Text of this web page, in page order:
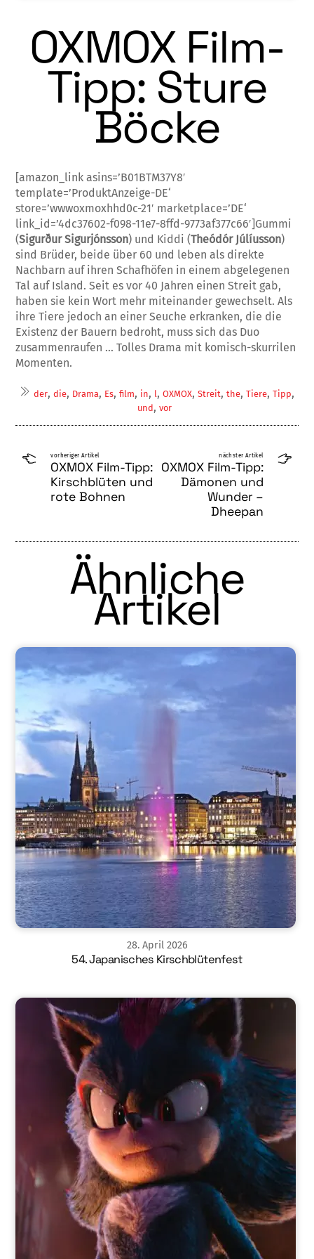
OXMOX Film-
Tipp: Sture
Böcke
[amazon_link asins=’B01BTM37Y8′
template=’ProduktAnzeige-DE‘
store=’wwwoxmoxhhd0c-21′ marketplace=’DE‘
link_id=’4dc37602-f098-11e7-8ffd-9773af377c66′]Gummi
(Sigurður Sigurjónsson) und Kiddi (Theó­dór Júlíusson)
sind Brüder, beide über 60 und le­ben als direkte
Nachbarn auf ihren Schafhöfen in ei­nem abgelegenen
Tal auf Island. Seit es vor 40 Jah­ren einen Streit gab,
haben sie kein Wort mehr mit­einander gewechselt. Als
ihre Tiere jedoch an einer Seuche erkranken, die die
Existenz der Bauern be­droht, muss sich das Duo
zusammenraufen … Tol­les Drama mit komisch-skurrilen
Momenten.
der, die, Drama, Es, film, in, l, OXMOX, Streit, the, Tiere, Tipp,
und,vor
vorheriger Artikel
OXMOX Film-Tipp:
Kirschblüten und
rote Bohnen
nächster Artikel
OXMOX Film-Tipp:
Dämonen und
Wunder –
Dheepan
Ähnliche
Artikel
28. April 2026
54. Japanisches Kirschblütenfest